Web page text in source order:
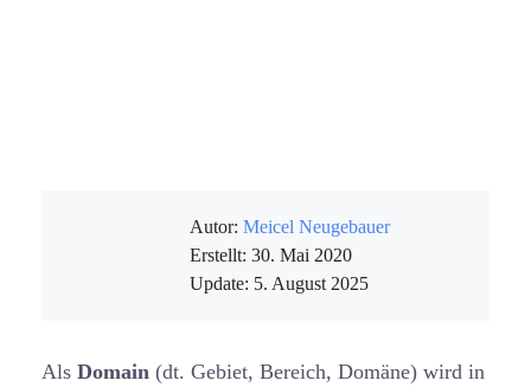
Autor:Meicel Neugebauer
Erstellt:30. Mai 2020
Update: 5. August 2025
Als Domain (dt. Gebiet, Bereich, Domäne) wird in